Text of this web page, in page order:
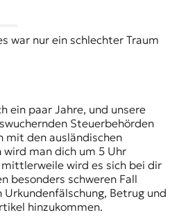
war nur ein schlechter Traum
ein paar Jahre, und unsere
Steuerbehörden
mit den ausländischen
man dich um 5 Uhr
wird es sich bei dir
besonders schweren Fall
Urkundenfälschung, Betrug und
hinzukommen.